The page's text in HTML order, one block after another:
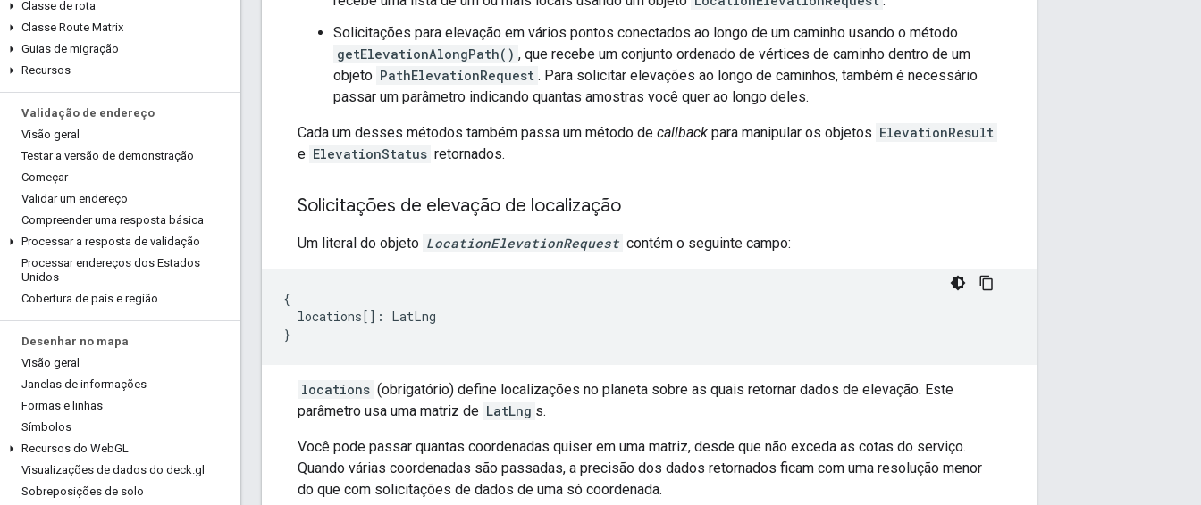
Classe de rota
Classe Route Matrix
Guias de migração
Recursos
Validação de endereço
Visão geral
Testar a versão de demonstração
Começar
Validar um endereço
Compreender uma resposta básica
Processar a resposta de validação
Processar endereços dos Estados
Unidos
Cobertura de país e região
Desenhar no mapa
Visão geral
Janelas de informações
Formas e linhas
Símbolos
Recursos do WebGL
Visualizações de dados do deck.gl
Sobreposições de solo
Solicitações para elevação em vários pontos conectados ao longo de um caminho usando o método
getElevationAlongPath() , que recebe um conjunto ordenado de vértices de caminho dentro de um
objeto PathElevationRequest . Para solicitar elevações ao longo de caminhos, também é necessário
passar um parâmetro indicando quantas amostras você quer ao longo deles.
Cada um desses métodos também passa um método de callback para manipular os objetos ElevationResult
e ElevationStatus retornados.
Solicitações de elevação de localização
Um literal do objeto LocationElevationRequest contém o seguinte campo:
{
locations[] :
LatLng
}
locations (obrigatório) define localizações no planeta sobre as quais retornar dados de elevação. Este
parâmetro usa uma matriz de LatLng s.
Você pode passar quantas coordenadas quiser em uma matriz, desde que não exceda as cotas do serviço.
Quando várias coordenadas são passadas, a precisão dos dados retornados ficam com uma resolução menor
do que com solicitações de dados de uma só coordenada.